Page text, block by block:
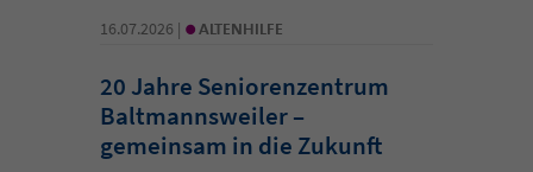
16.07.2026 | • ALTENHILFE
20 Jahre Seniorenzentrum
Baltmannsweiler –
gemeinsam in die Zukunft